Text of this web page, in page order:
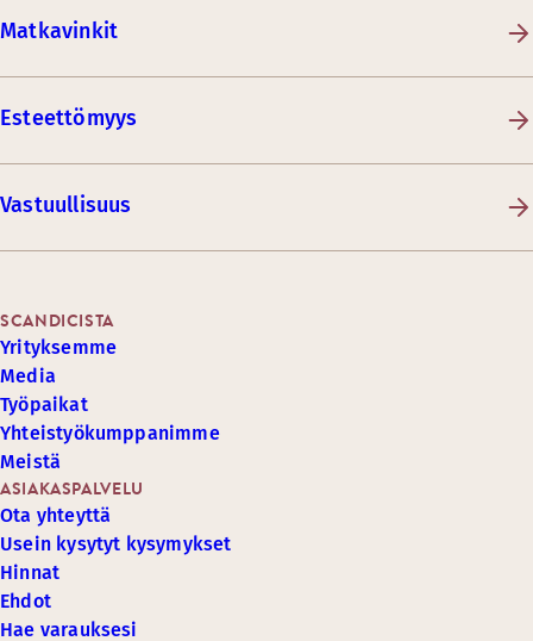
Matkavinkit
Esteettömyys
Vastuullisuus
ASIAKASPALVELU
Ota yhteyttä
Usein kysytyt kysymykset
Hinnat
Ehdot
Hae varauksesi
SCANDICISTA
Yrityksemme
Media
Työpaikat
Yhteistyökumppanimme
Meistä